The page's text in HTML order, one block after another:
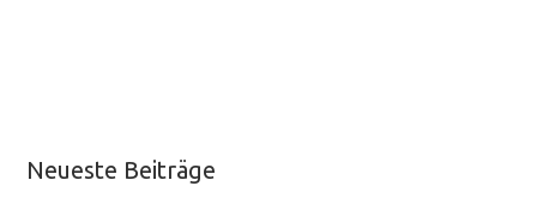
Neueste Beiträge